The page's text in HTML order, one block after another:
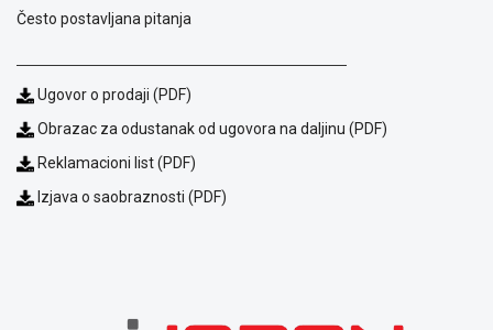
uslovi
Saobraznost
Usluge
prijava
Politika
Često postavljana pitanja
Ugovor o prodaji (PDF)
Obrazac za odustanak od ugovora na daljinu (PDF)
Reklamacioni list (PDF)
Izjava o saobraznosti (PDF)